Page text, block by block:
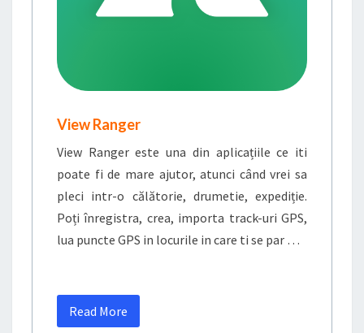
View Ranger
View Ranger este una din aplicațiile ce iti
poate fi de mare ajutor, atunci când vrei sa
pleci intr-o călătorie, drumetie, expediție.
Poți înregistra, crea, importa track-uri GPS,
lua puncte GPS in locurile in care ti se par …
Read More